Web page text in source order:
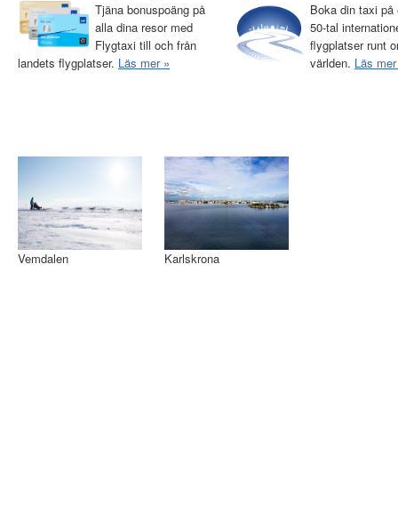
Tjäna bonuspoäng på
alla dina resor med
Flygtaxi till och från
landets flygplatser. Läs mer »
Boka din taxi på
50-tal
flygplatser runt
världen. Läs
Vemdalen Karlskrona